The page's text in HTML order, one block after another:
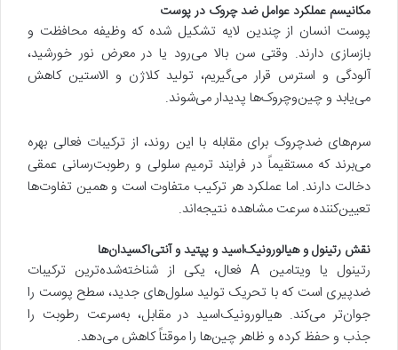
مکانیسم عملکرد عوامل ضد چروک در پوست
پوست انسان از چندین لایه تشکیل شده که وظیفه محافظت و
بازسازی دارند. وقتی سن بالا می‌رود یا در معرض نور خورشید،
آلودگی و استرس قرار می‌گیریم، تولید کلاژن و الاستین کاهش
می‌یابد و چین‌وچروک‌ها پدیدار می‌شوند.
سرم‌های ضدچروک برای مقابله با این روند، از ترکیبات فعالی بهره
می‌برند که مستقیماً در فرایند ترمیم سلولی و رطوبت‌رسانی عمقی
دخالت دارند. اما عملکرد هر ترکیب متفاوت است و همین تفاوت‌ها
تعیین‌کننده سرعت مشاهده نتیجه‌اند.
نقش رتینول و هیالورونیک‌اسید و پپتید و آنتی‌اکسیدان‌ها
رتینول یا ویتامین A فعال، یکی از شناخته‌شده‌ترین ترکیبات
ضدپیری است که با تحریک تولید سلول‌های جدید، سطح پوست را
جوان‌تر می‌کند. هیالورونیک‌اسید در مقابل، به‌سرعت رطوبت را
جذب و حفظ کرده و ظاهر چین‌ها را موقتاً کاهش می‌دهد.